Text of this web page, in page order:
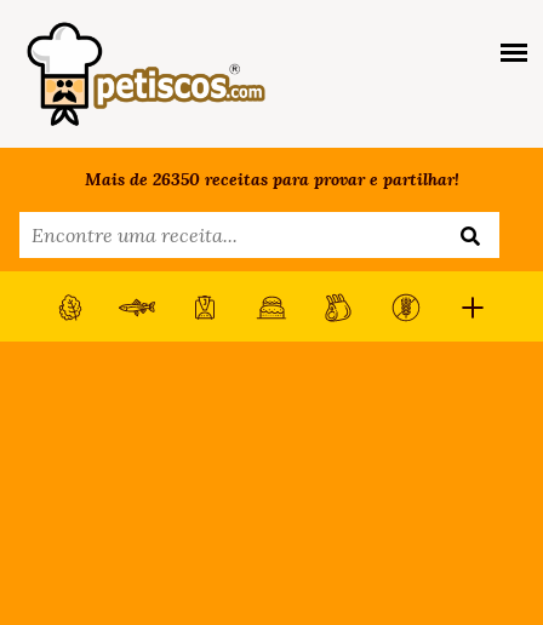
Mais de 26350 receitas para provar e partilhar!